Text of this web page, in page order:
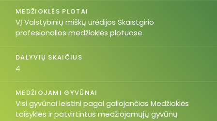
MEDŽIOKLĖS PLOTAI
VĮ Valstybinių miškų urėdijos Skaistgirio
profesionalios medžioklės plotuose.
DALYVIŲ SKAIČIUS
4
MEDŽIOJAMI GYVŪNAI
Visi gyvūnai leistini pagal galiojančias Medžioklės
taisykles ir patvirtintus medžiojamųjų gyvūnų